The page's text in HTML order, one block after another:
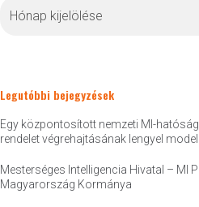
Legutóbbi bejegyzések
Egy központosított nemzeti MI-
rendelet végrehajtásának lengyel
Mesterséges Intelligencia Hivatal – MI
Magyarország Kormánya